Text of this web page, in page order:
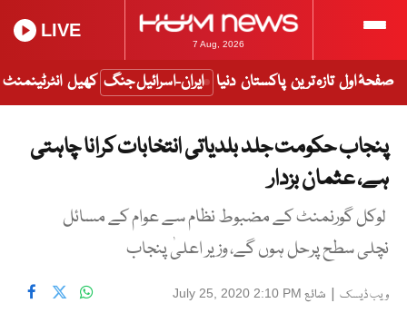
7 Aug, 2026
LIVE
صفحۂ اول تازہ ترین پاکستان دنیا ایران-اسرائیل جنگ کھیل انٹرٹینمنٹ
پنجاب حکومت جلد بلدیاتی انتخابات کرانا چاہتی
ہے، عثمان بزدار
لوکل گورنمنٹ کے مضبوط نظام سے عوام کے مسائل
نچلی سطح پرحل ہوں گے، وزیر اعلیٰ پنجاب
ویب ڈیسک | شائع July 25, 2020 2:10 PM